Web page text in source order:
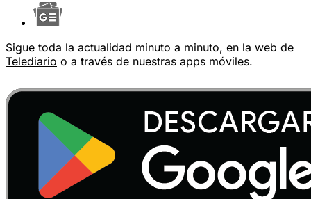
Sigue toda la actualidad minuto a minuto, en la web de
Telediario o a través de nuestras apps móviles.